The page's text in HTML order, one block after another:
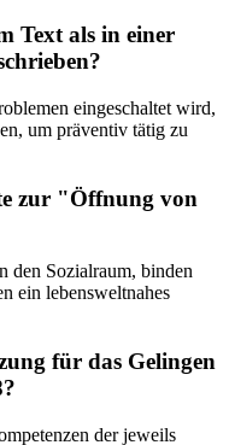
Text als in einer
eingeschaltet wird,
um präventiv tätig zu
zur "Öffnung von
den Sozialraum, binden
ein lebensweltnahes
für das Gelingen
der jeweils